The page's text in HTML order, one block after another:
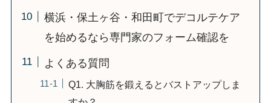
横浜・保土ヶ谷・和田町でデコルテケア
を始めるなら専門家のフォーム確認を
よくある質問
Q1. 大胸筋を鍛えるとバストアップしま